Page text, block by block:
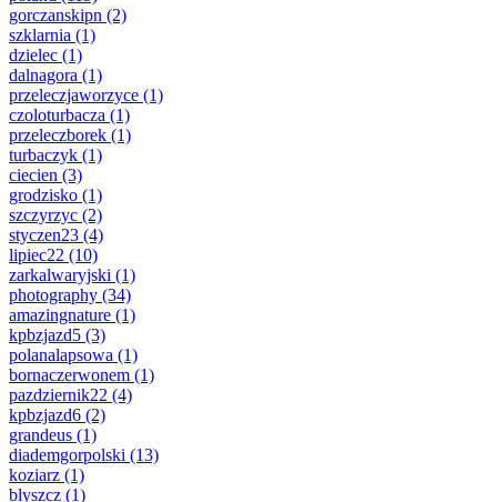
gorczanskipn (2)
szklarnia (1)
dzielec (1)
dalnagora (1)
przeleczjaworzyce (1)
czoloturbacza (1)
przeleczborek (1)
turbaczyk (1)
ciecien (3)
grodzisko (1)
szczyrzyc (2)
styczen23 (4)
lipiec22 (10)
zarkalwaryjski (1)
photography (34)
amazingnature (1)
kpbzjazd5 (3)
polanalapsowa (1)
bornaczerwonem (1)
pazdziernik22 (4)
kpbzjazd6 (2)
grandeus (1)
diademgorpolski (13)
koziarz (1)
blyszcz (1)